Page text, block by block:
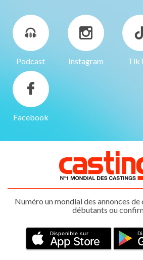
Podcast Instagram
Facebook
Numéro un mondial des annonces
débutants ou
Disponible sur
App Store